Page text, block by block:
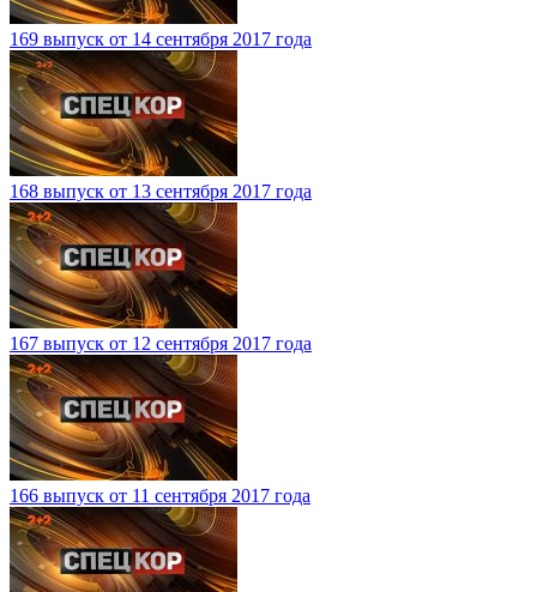
169 выпуск от 14 сентября 2017 года
168 выпуск от 13 сентября 2017 года
167 выпуск от 12 сентября 2017 года
166 выпуск от 11 сентября 2017 года